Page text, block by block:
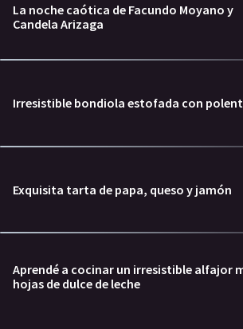
La noche caótica de Facundo Moyano y
Candela Arizaga
Irresistible bondiola estofada con
Exquisita tarta de papa, queso y jamón
Aprendé a cocinar un irresistible alfajor
hojas de dulce de leche